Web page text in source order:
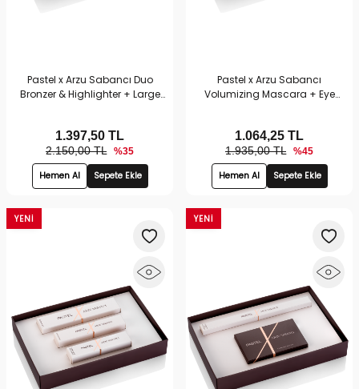
Pastel x Arzu Sabancı Duo
Bronzer & Highlighter + Large
2.150,00 TL %35
1.397,50 TL
Hemen Al Sepete Ekle
Pastel x Arzu Sabancı
Volumizing Mascara + Eye
1.935,00 TL %45
1.064,25 TL
Hemen Al Sepete Ekle
YENI YENI